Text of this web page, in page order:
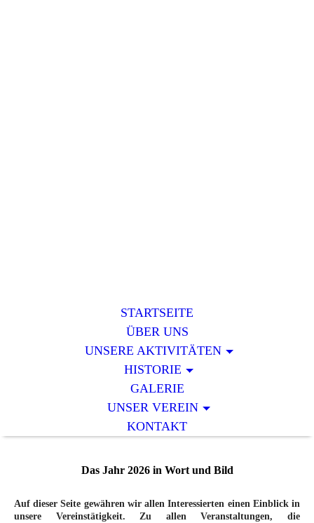
STARTSEITE
ÜBER UNS
UNSERE AKTIVITÄTEN
HISTORIE
GALERIE
UNSER VEREIN
KONTAKT
Das Jahr 2026 in Wort und Bild
Auf dieser Seite gewähren wir allen Interessierten einen Einblick in
unsere Vereinstätigkeit. Zu allen Veranstaltungen, die